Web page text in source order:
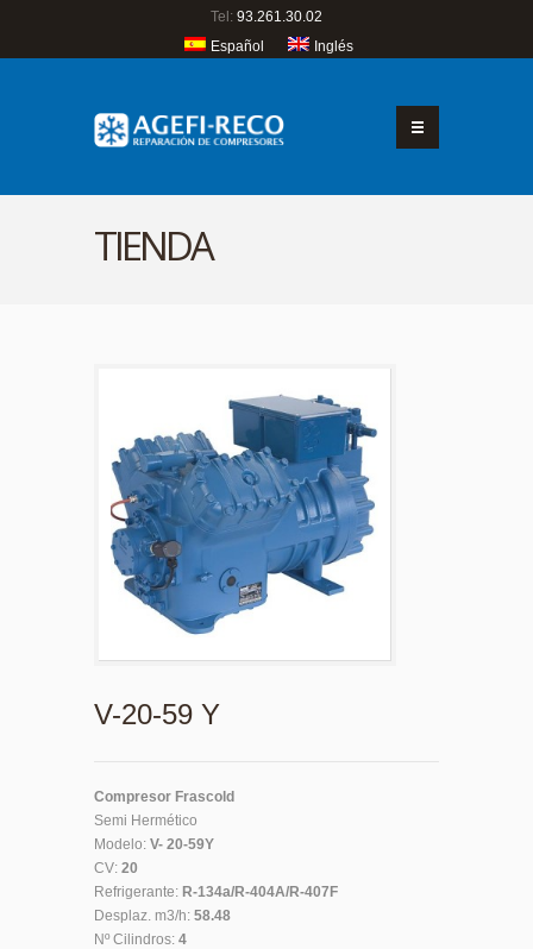
Tel: 93.261.30.02
Español
Inglés
TIENDA
V-20-59 Y
Compresor Frascold
Semi Hermético
Modelo: V- 20-59Y
CV: 20
Refrigerante: R-134a/R-404A/R-407F
Desplaz. m3/h: 58.48
Nº Cilindros: 4